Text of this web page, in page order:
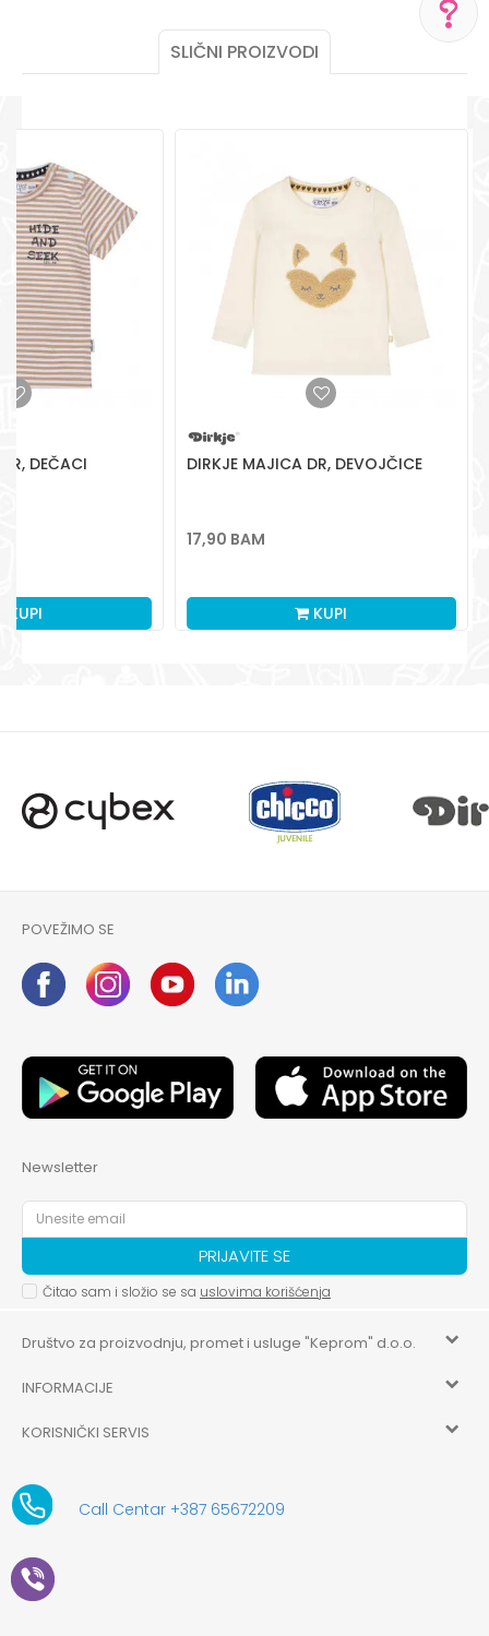
POMOĆ PRI KUPOVINI
Radno vreme
Pon-Subota: 09:00-
Pišite nam
aksaonlinebih@aksabih.ba
SLIČNI PROIZVODI
DEČACI
KUPI
DIRKJE MAJICA DR, DEVOJČICE
17,90 BAM
KUPI
POVEŽIMO SE
Newsletter
PRIJAVITE SE
Čitao sam i složio se sa uslovima korišćenja
Društvo za proizvodnju, promet i usluge "Keprom" d.o.o.
HILANDARSKA 32, ISTOČNO NOVO SARAJEVO, ISTOČNO
aksaonlinebih@aksabih.ba
5514802214205743
61-01-0052-11
11079253
INFORMACIJE
Zaposlenje
Saradnja
KORISNIČKI SERVIS
Uslovi korišćenja i prodaje
Kako kupiti
Call Centar +387 65672209